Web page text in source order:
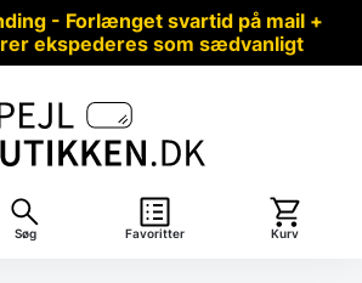
- Forlænget svartid på mail +
ekspederes som sædvanligt
Søg Favoritter Kurv